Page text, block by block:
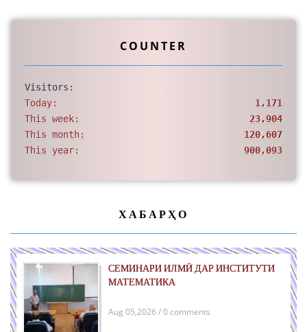
COUNTER
Visitors:
Today:
1,171
This week:
23,904
This month:
120,607
This year:
900,093
ХАБАРҲО
СЕМИНАРИ ИЛМӢ ДАР ИНСТИТУТИ
МАТЕМАТИКА
Aug 05,2026 / 0 comments